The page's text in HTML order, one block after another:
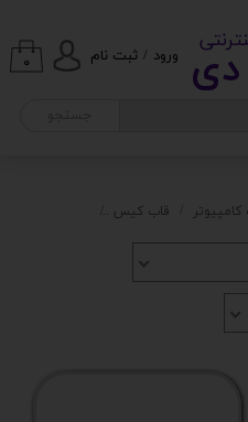
ورود / ثبت نام ۰ دی​​​​​​
قاب کیس
به صورت عمودی